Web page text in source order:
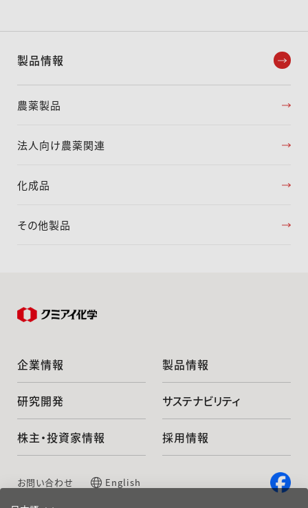
製品情報
農薬製品
法人向け農薬関連
化成品
その他製品
企業情報 製品情報
研究開発 サステナビリティ
株主・投資家情報 採用情報
お問い合わせ English